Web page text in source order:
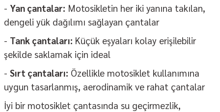
- Yan çantalar: Motosikletin her iki yanına takılan,
dengeli yük dağılımı sağlayan çantalar
- Tank çantaları: Küçük eşyaları kolay erişilebilir
şekilde saklamak için ideal
- Sırt çantaları: Özellikle motosiklet kullanımına
uygun tasarlanmış, aerodinamik ve rahat çantalar
İyi bir motosiklet çantasında su geçirmezlik,